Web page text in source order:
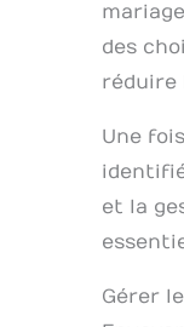
des
réduire
Une
et la
Gérer